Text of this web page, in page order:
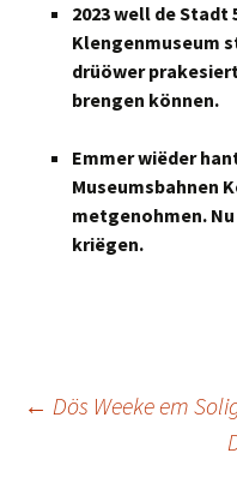
2023 well de
Klengenmuseum
drüöwer
brengen können.
Emmer wiëder
Museumsbahnen
metgenohmen.
kriëgen.
← Dös Weeke em